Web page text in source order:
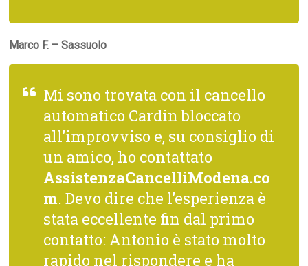
Marco F. – Sassuolo
Mi sono trovata con il cancello
automatico Cardin bloccato
all’improvviso e, su consiglio di
un amico, ho contattato
AssistenzaCancelliModena.co
m. Devo dire che l’esperienza è
stata eccellente fin dal primo
contatto: Antonio è stato molto
rapido nel rispondere e ha